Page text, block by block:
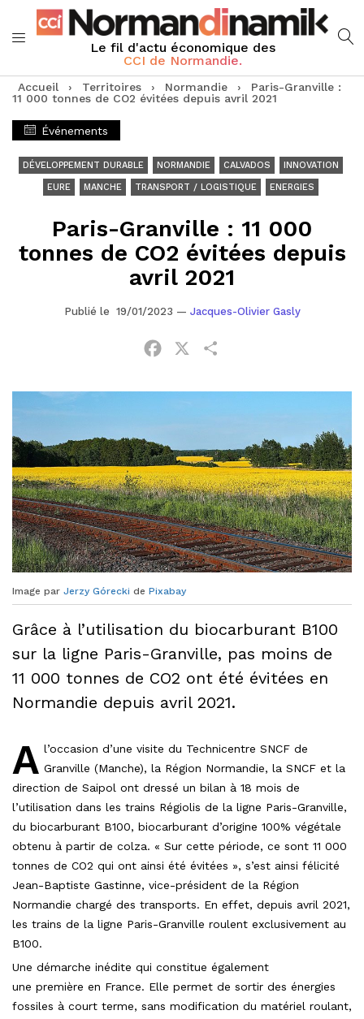
Le fil d'actu économique des
CCI de Normandie.
Accueil › Territoires › Normandie ›
Paris-Granville :
11 000 tonnes de CO2 évitées depuis avril 2021
Événements
DÉVELOPPEMENT DURABLE NORMANDIE CALVADOS INNOVATION
EURE MANCHE TRANSPORT / LOGISTIQUE ENERGIES
Paris-Granville : 11 000
tonnes de CO2 évitées depuis
avril 2021
Publié le 19/01/2023 — Jacques-Olivier Gasly
Facebook
Image par Jerzy Górecki de Pixabay
Grâce à l’utilisation du biocarburant B100
sur la ligne Paris-Granville, pas moins de
11 000 tonnes de CO2 ont été évitées en
Normandie depuis avril 2021.
A l’occasion d’une visite du Technicentre SNCF de
Granville (Manche), la Région Normandie, la SNCF et la
direction de Saipol ont dressé un bilan à 18 mois de
l’utilisation dans les trains Régiolis de la ligne Paris-Granville,
du biocarburant B100, biocarburant d’origine 100% végétale
obtenu à partir de colza. « Sur cette période, ce sont 11 000
tonnes de CO2 qui ont ainsi été évitées », s’est ainsi félicité
Jean-Baptiste Gastinne, vice-président de la Région
Normandie chargé des transports. En effet, depuis avril 2021,
les trains de la ligne Paris-Granville roulent exclusivement au
B100.
Une démarche inédite qui constitue également
une première en France. Elle permet de sortir des énergies
fossiles à court terme, sans modification du matériel roulant,